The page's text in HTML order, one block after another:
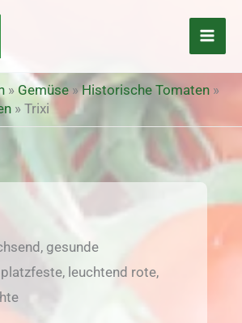
»Gemüse»Historische Tomaten »
» Trixi
gesunde
leuchtend rote,